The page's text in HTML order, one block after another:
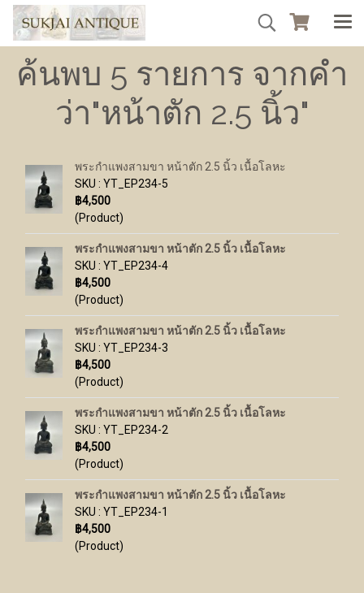
ค้นพบ 5 รายการ จากคำ
ว่า"หน้าตัก 2.5 นิ้ว"
พระกำแพงสามขา หน้าตัก 2.5 นิ้ว เนื้อโลหะ
SKU : YT_EP234-5
฿4,500
(Product)
พระกำแพงสามขา หน้าตัก 2.5 นิ้ว เนื้อโลหะ
SKU : YT_EP234-4
฿4,500
(Product)
พระกำแพงสามขา หน้าตัก 2.5 นิ้ว เนื้อโลหะ
SKU : YT_EP234-3
฿4,500
(Product)
พระกำแพงสามขา หน้าตัก 2.5 นิ้ว เนื้อโลหะ
SKU : YT_EP234-2
฿4,500
(Product)
พระกำแพงสามขา หน้าตัก 2.5 นิ้ว เนื้อโลหะ
SKU : YT_EP234-1
฿4,500
(Product)